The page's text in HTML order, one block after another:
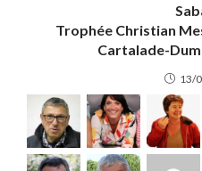
Trophée Christian
Cartalade-
13/